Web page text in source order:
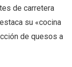
de carretera
su «cocina
de quesos a